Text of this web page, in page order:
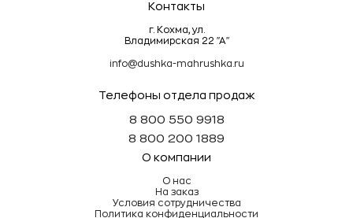
Контакты
г. Кохма, ул.
Владимирская 22 "А"
info@dushka-mahrushka.ru
Телефоны отдела продаж
8 800 550 9918
8 800 200 1889
О компании
О нас
На заказ
Условия сотрудничества
Политика конфиденциальности